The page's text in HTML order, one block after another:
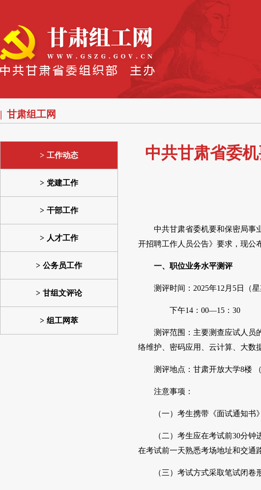
甘肃组工网
工作动态
党建工作
干部工作
人才工作
公务员工作
甘组文评论
组工网萃
中共甘肃省委
中共甘肃省委机要和保密局事
开招聘工作人员公告》要求，现公
一、职位业务水平测评
测评时间：2025年12月5日（星
下午14：00—15：30
测评范围：主要测查应试人员
络维护、密码应用、云计算、大数
测评地点：甘肃开放大学8楼
注意事项：
（一）考生携带《面试通知
（二）考生应在考试前30分
在考试前一天熟悉考场地址和交通
（三）考试方式采取笔试闭